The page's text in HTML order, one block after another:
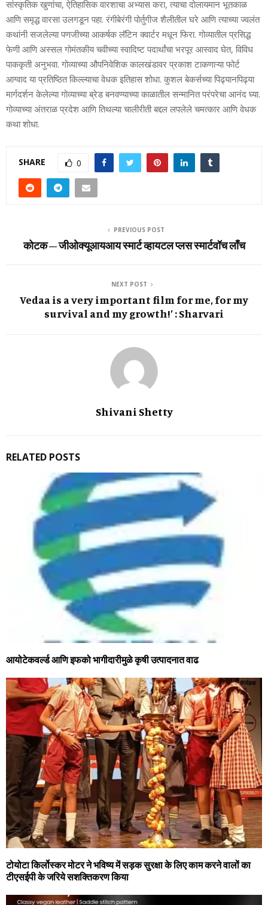
सांस्कृतिक खुणांचा, ऐतिहासिक वारशाचा अभ्यास करा, त्याचा दोलायमान भूतकाळ
आणि समृद्ध वारसा उलगडून पहा. रंगीबेरंगी पोर्तुगीज शैलीतील घरे आणि त्याच्या ज्वलंत
कथांनी सजलेल्या पणजीच्या आकर्षक लॅटिन क्वार्टर मधून फिरा. गोव्यातील प्रसिद्ध
फेणी आणि अस्सल गोमंतकीय चवीच्या स्वादिष्ट पदार्थांचा भरपूर आस्वाद घेत, विविध
पाककृती अनुभवा. गोव्याच्या औपनिवेशिक कालखंडावर प्रकाश टाकणाऱ्या फोर्ट
आग्वाद या प्रतिष्ठित किल्ल्याचा वेधक इतिहास शोधा. कुशल बेकर्सच्या पिढ्यानपिढ्या
मार्गदर्शन केलेल्या गोव्याच्या ब्रेड बनवण्याच्या काळातील सन्मानित परंपरेचा आनंद घ्या.
गोव्याच्या अंतराळ प्रदेश आणि तिथल्या चालीरीती बद्दल लपलेले चमत्कार आणि वेधक
कथा शोधा.
SHARE 0
PREVIOUS POST
कोटक – जीओक्‍यूआयआय स्‍मार्ट व्‍हायटल प्‍लस स्‍मार्टवॉच लाँच
NEXT POST
Vedaa is a very important film for me, for my
survival and my growth!’ : Sharvari
Shivani Shetty
RELATED POSTS
आयोटेकवर्ल्ड आणि इफको भागीदारीमुळे कृषी उत्पादनात वाढ
टोयोटा किर्लोस्कर मोटर ने भविष्य में सड़क सुरक्षा के लिए काम करने वालों का
टीएसईपी के जरिये सशक्तिकरण किया